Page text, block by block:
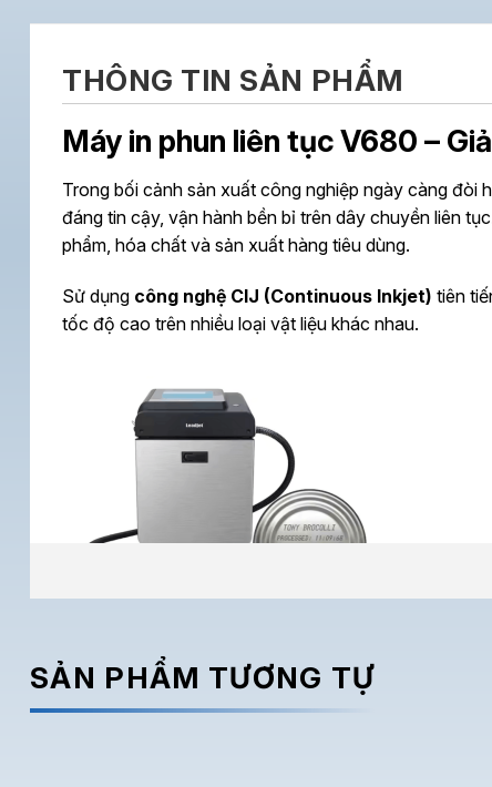
THÔNG TIN SẢN PHẨM
Máy in phun liên tục V680 –
Trong bối cảnh sản xuất công nghiệp ngày càng đòi
đáng tin cậy, vận hành bền bỉ trên dây chuyền liên
phẩm, hóa chất và sản xuất hàng tiêu dùng.
Sử dụng công nghệ CIJ (Continuous Inkjet) tiên
tốc độ cao trên nhiều loại vật liệu khác nhau.
>>> Tìm hiểu thêm Các dòng máy in phun
SẢN PHẨM TƯƠNG TỰ